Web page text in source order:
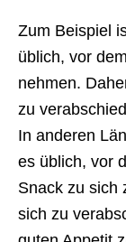
Zum Beispiel
üblich, vor
nehmen.
zu
In anderen
es üblich, vor
Snack zu sich
sich zu